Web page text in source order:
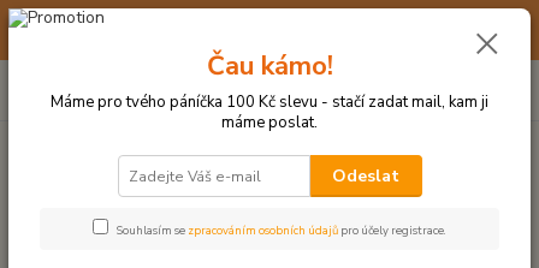
☀️ 10. - 14. SRPNA 2026 MÁME DOVOLENOU ☀️ OBJEDNÁVKY
Hledat
po–pá: 9–17 hod.
za0 Kč
Čau kámo!
Máme pro tvého páníčka 100 Kč slevu - stačí zadat mail, kam ji
máme poslat.
Odeslat
Souhlasím se zpracováním osobních údajů pro účely registrace.